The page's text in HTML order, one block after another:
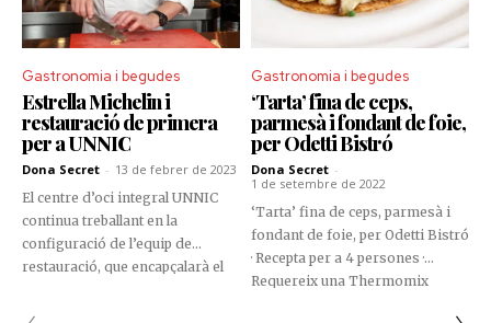
afrodisíacs més coneguts.
Gastronomia i begudes
Estrella Michelin i
restauració de primera
per a UNNIC
Dona Secret - 13 de febrer de 2023
El centre d’oci integral UNNIC
continua treballant en la
configuració de l’equip de
restauració, que encapçalarà el
Gastronomia i begudes
‘Tarta’ fina de ceps,
parmesà i fondant de foie,
per Odetti Bistró
Dona Secret -
1 de setembre de 2022
‘Tarta’ fina de ceps, parmesà i
fondant de foie, per Odetti Bistró
· Recepta per a 4 persones ·
Requereix una Thermomix